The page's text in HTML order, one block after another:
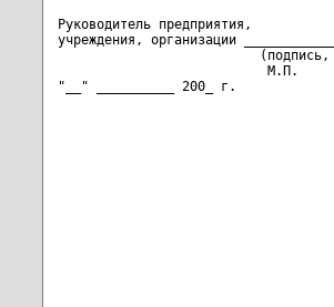
Руководитель предприятия,
учреждения, организации
                           М.П.
"__" __________ 200_ г.